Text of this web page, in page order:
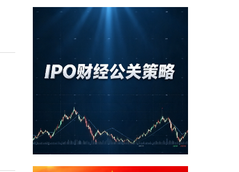
险股有望迎来“戴维斯双击”配置良机